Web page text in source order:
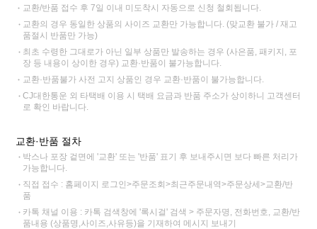
교환/반품 접수 후 7일 이내 미도착시 자동으로 신청 철회됩니다.
교환의 경우 동일한 상품의 사이즈 교환만 가능합니다. (맞교환 불가 / 재고
품절시 반품만 가능)
최초 수령한 그대로가 아닌 일부 상품만 발송하는 경우 (사은품, 패키지, 포
장 등 내용이 상이한 경우) 교환·반품이 불가능합니다.
교환·반품불가 사전 고지 상품인 경우 교환·반품이 불가능합니다.
CJ대한통운 외 타택배 이용 시 택배 요금과 반품 주소가 상이하니 고객센터
로 확인 바랍니다.
교환·반품 절차
박스나 포장 겉면에 '교환' 또는 '반품' 표기 후 보내주시면 보다 빠른 처리가
가능합니다.
직접 접수 : 홈페이지 로그인>주문조회>최근주문내역>주문상세>교환/반
품
카톡 채널 이용 : 카톡 검색창에 '록시걸' 검색 > 주문자명, 전화번호, 교환/반
품내용 (상품명,사이즈,사유등)을 기재하여 메시지 보내기